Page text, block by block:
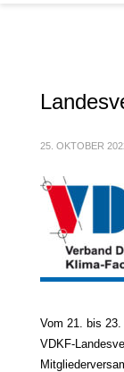
25. OKTOBER
Vom 21. bis
VDKF-